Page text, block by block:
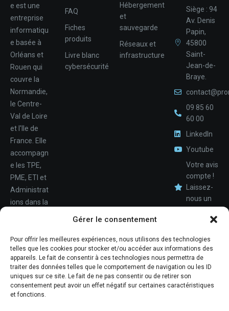
Gérer le consentement
Pour offrir les meilleures expériences, nous utilisons des technologies
telles que les cookies pour stocker et/ou accéder aux informations des
appareils. Le fait de consentir à ces technologies nous permettra de
traiter des données telles que le comportement de navigation ou les ID
uniques sur ce site. Le fait de ne pas consentir ou de retirer son
consentement peut avoir un effet négatif sur certaines caractéristiques
et fonctions.
Téléphone
e est une
entreprise
informatiqu
e basée à
Orléans et
Rouen qui
couvre la
Normandie,
le Centre-
Val de Loire
et l'Ile de
France. Elle
accompagn
e les TPE,
PME, ETI et
Administrat
ions dans la
déploiemen
t et la
maintenan
ce de leur
système
FAQ
Fiches
produits
Livre blanc
cybersécurité
Hébergement
et
sauvegarde
Réseaux et
infrastructure
Siège : 94
Av. Denis
Papin,
45800
Saint-
Jean-de-
Braye.
09 85 60
60 00
LinkedIn
Youtube
Votre avis
compte !
Laissez-
nous un